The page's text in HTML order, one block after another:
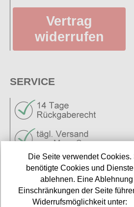
Vertrag
widerrufen
SERVICE
Neuigkeiten
Links
Die Seite verwendet
benötigte Cookies und
ablehnen. Eine
Einschränkungen der Seite
Widerrufsmöglichkeit unter: